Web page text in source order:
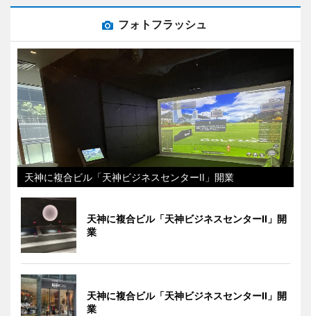
フォトフラッシュ
天神に複合ビル「天神ビジネスセンターII」開業
天神に複合ビル「天神ビジネスセンターII」開
業
天神に複合ビル「天神ビジネスセンターII」開
業